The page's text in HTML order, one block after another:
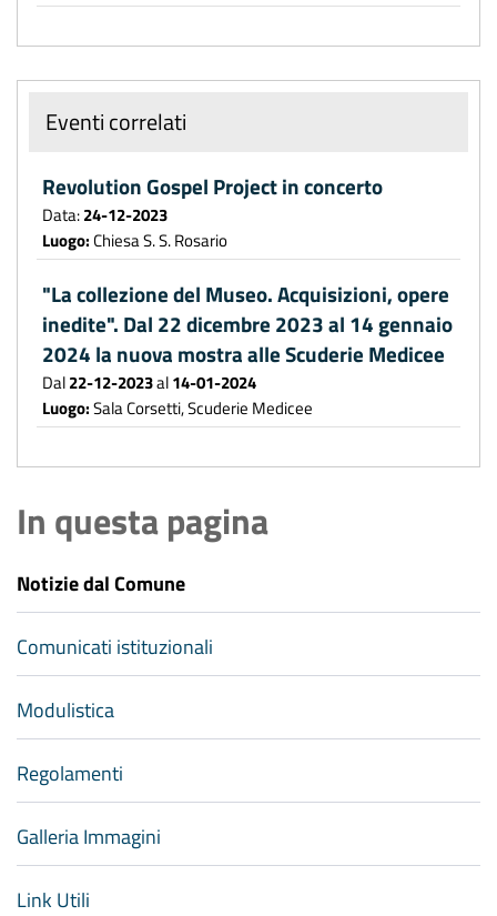
Eventi correlati
Revolution Gospel Project in concerto
Data:24-12-2023
Luogo:Chiesa S. S. Rosario
"La collezione del Museo. Acquisizioni, opere
inedite". Dal 22 dicembre 2023 al 14 gennaio
2024 la nuova mostra alle Scuderie Medicee
Dal22-12-2023al14-01-2024
Luogo:Sala Corsetti, Scuderie Medicee
In questa pagina
Notizie dal Comune
Comunicati istituzionali
Modulistica
Regolamenti
Galleria Immagini
Link Utili